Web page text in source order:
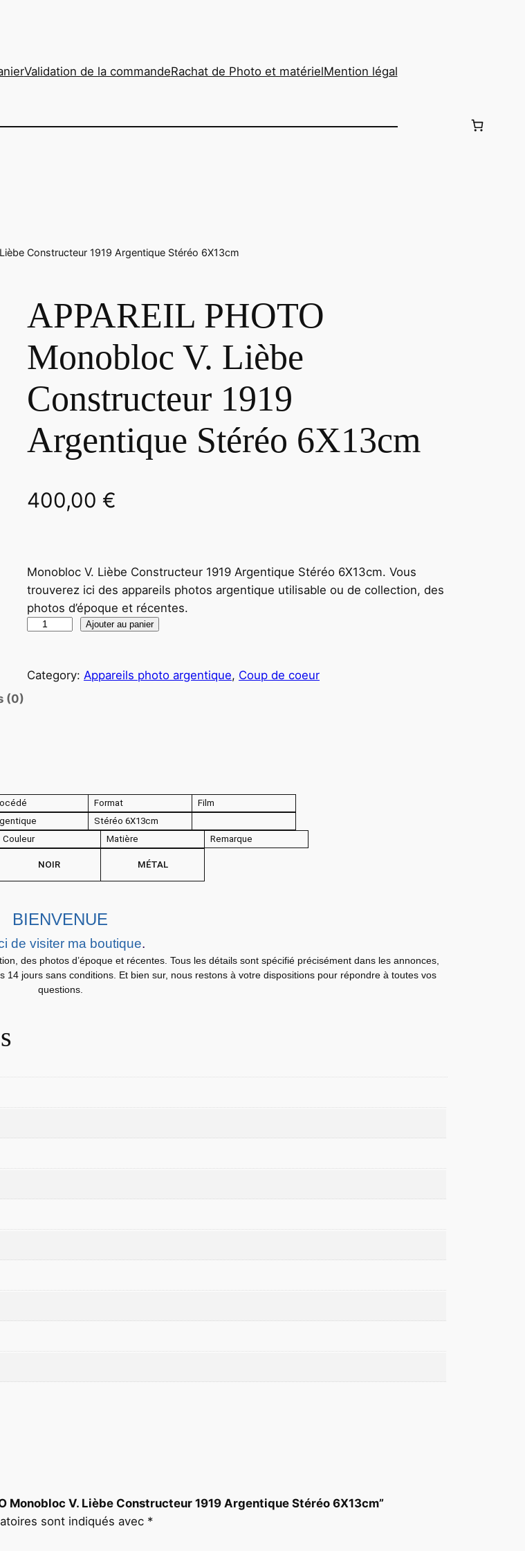
Validation de la commandeRachat de Photo et matérielMention légal
Constructeur 1919 Argentique Stéréo 6X13cm
APPAREIL PHOTO
Monobloc V. Lièbe
Constructeur 1919
Argentique Stéréo 6X13cm
400,00 €
Monobloc V. Lièbe Constructeur 1919 Argentique Stéréo 6X13cm. Vous
trouverez ici des appareils photos argentique utilisable ou de collection, des
photos d’époque et récentes.
n
P
P
I
P
H
n
b
c
.
e
t
r
1
Ajouter au panier
Category: Appareils photo argentique, Coup de coeur
(0)
Format
Film
Stéréo 6X13cm
Couleur Matière Remarque
NOIR MÉTAL
BIENVENUE
de visiter ma boutique.
des photos d’époque et récentes. Tous les détails sont spécifié précisément dans les annonces,
jours sans conditions. Et bien sur, nous restons à votre dispositions pour répondre à toutes vos
questions.
Monobloc V. Lièbe Constructeur 1919 Argentique Stéréo 6X13cm”
sont indiqués avec *